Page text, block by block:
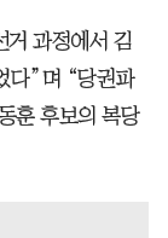
거 과정에서 김
다”며 “당권파
훈 후보의 복당